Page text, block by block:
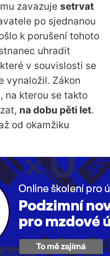
zavazuje setrvat
po sjednanou
k porušení tohoto
uhradit
v souvislosti se
vynaložil. Zákon
na kterou se takto
na dobu pěti let.
od okamžiku